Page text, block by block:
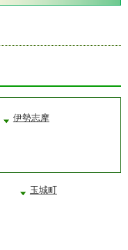
伊勢志摩
玉城町